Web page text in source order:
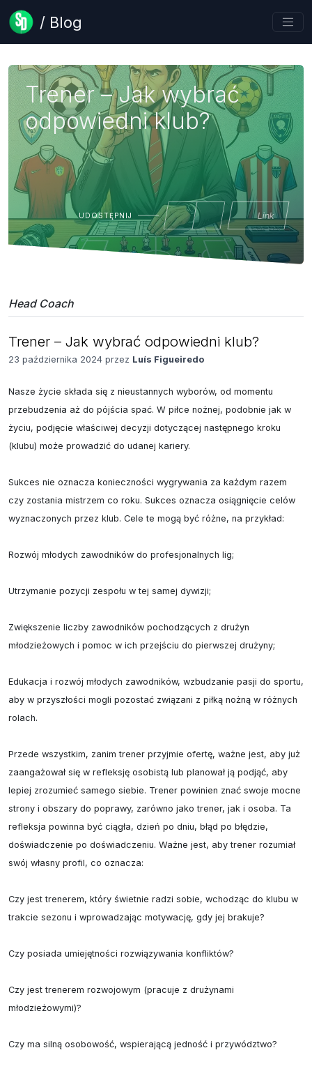
/ Blog
Trener – Jak wybrać
odpowiedni klub?
UDOSTĘPNIJ Link
Head Coach
Trener – Jak wybrać odpowiedni klub?
23 października 2024 przez Luís Figueiredo
Nasze życie składa się z nieustannych wyborów, od momentu
przebudzenia aż do pójścia spać. W piłce nożnej, podobnie jak w
życiu, podjęcie właściwej decyzji dotyczącej następnego kroku
(klubu) może prowadzić do udanej kariery.
Sukces nie oznacza konieczności wygrywania za każdym razem
czy zostania mistrzem co roku. Sukces oznacza osiągnięcie celów
wyznaczonych przez klub. Cele te mogą być różne, na przykład:
Rozwój młodych zawodników do profesjonalnych lig;
Utrzymanie pozycji zespołu w tej samej dywizji;
Zwiększenie liczby zawodników pochodzących z drużyn
młodzieżowych i pomoc w ich przejściu do pierwszej drużyny;
Edukacja i rozwój młodych zawodników, wzbudzanie pasji do sportu,
aby w przyszłości mogli pozostać związani z piłką nożną w różnych
rolach.
Przede wszystkim, zanim trener przyjmie ofertę, ważne jest, aby już
zaangażował się w refleksję osobistą lub planował ją podjąć, aby
lepiej zrozumieć samego siebie. Trener powinien znać swoje mocne
strony i obszary do poprawy, zarówno jako trener, jak i osoba. Ta
refleksja powinna być ciągła, dzień po dniu, błąd po błędzie,
doświadczenie po doświadczeniu. Ważne jest, aby trener rozumiał
swój własny profil, co oznacza:
Czy jest trenerem, który świetnie radzi sobie, wchodząc do klubu w
trakcie sezonu i wprowadzając motywację, gdy jej brakuje?
Czy posiada umiejętności rozwiązywania konfliktów?
Czy jest trenerem rozwojowym (pracuje z drużynami
młodzieżowymi)?
Czy ma silną osobowość, wspierającą jedność i przywództwo?